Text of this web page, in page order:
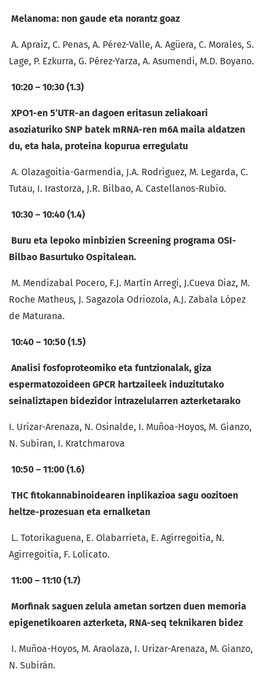
Melanoma: non gaude eta norantz goaz
A. Apraiz, C. Penas, A. Pérez-Valle, A. Agüera, C. Morales, S.
Lage, P. Ezkurra, G. Pérez-Yarza, A. Asumendi, M.D. Boyano.
10:20 – 10:30 (1.3)
XPO1-en 5’UTR-an dagoen eritasun zeliakoari
asoziaturiko SNP batek mRNA-ren m6A maila aldatzen
du, eta hala, proteina kopurua erregulatu
A. Olazagoitia-Garmendia, J.A. Rodriguez, M. Legarda, C.
Tutau, I. Irastorza, J.R. Bilbao, A. Castellanos-Rubio.
10:30 – 10:40 (1.4)
Buru eta lepoko minbizien Screening programa OSI-
Bilbao Basurtuko Ospitalean.
M. Mendizabal Pocero, F.J. Martín Arregi, J.Cueva Diaz, M.
Roche Matheus, J. Sagazola Odriozola, A.J. Zabala López
de Maturana.
10:40 – 10:50 (1.5)
Analisi fosfoproteomiko eta funtzionalak, giza
espermatozoideen GPCR hartzaileek induzitutako
seinaliztapen bidezidor intrazelularren azterketarako
I. Urizar-Arenaza, N. Osinalde, I. Muñoa-Hoyos, M. Gianzo,
N. Subiran, I. Kratchmarova
10:50 – 11:00 (1.6)
THC fitokannabinoidearen inplikazioa sagu oozitoen
heltze-prozesuan eta ernalketan
L. Totorikaguena, E. Olabarrieta, E. Agirregoitia, N.
Agirregoitia, F. Lolicato.
11:00 – 11:10 (1.7)
Morfinak saguen zelula ametan sortzen duen memoria
epigenetikoaren azterketa, RNA-seq teknikaren bidez
I. Muñoa-Hoyos, M. Araolaza, I. Urizar-Arenaza, M. Gianzo,
N. Subirán.